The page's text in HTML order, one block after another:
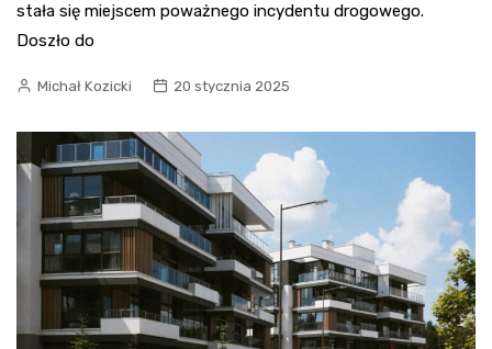
stała się miejscem poważnego incydentu drogowego.
Doszło do
Michał Kozicki 20 stycznia 2025